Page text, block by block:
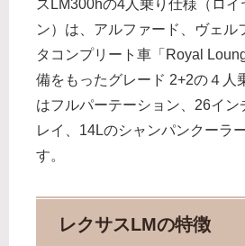
スLM300hの4人乗り仕様（ロイ
ン）は、アルファード、ヴェル
タコンプリート車「Royal
備をもったグレード 2+2の４人
はフルパーテーション、26イン
レイ、14Lのシャンパンクーラ
す。
レクサスLMの特徴